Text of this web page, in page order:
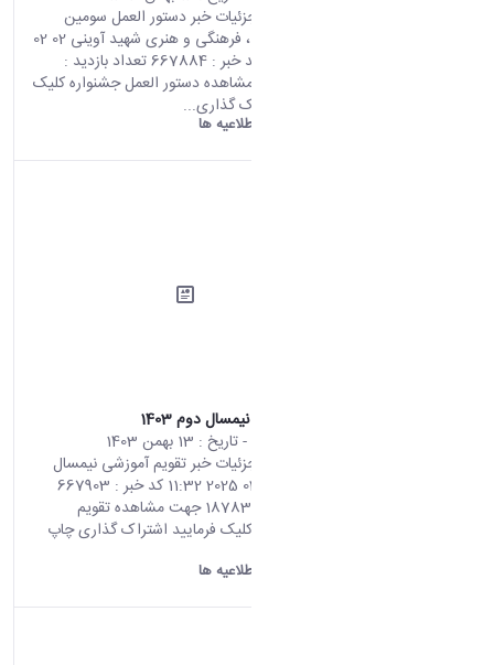
صفحه اصلی جزئیات خبر دستور العمل سومین
جشنواره قرآنی، فرهنگی و هنری شهید آوینی 02 02
2025 08:31 کد خبر : 667884 تعداد بازدید :
18983 جهت مشاهده دستور العمل جشنواره کلیک
فرمایید. اشتراک گذاری...
اطلاعیه ها
تقویم آموزشی نیمسال دوم 1403
- تاریخ : 13 بهمن 1403
صفحه اصلی جزئیات خبر تقویم آموزشی نیمسال
دوم 1403 01 02 2025 11:32 کد خبر : 667903
تعداد بازدید : 18783 جهت مشاهده تقویم
آموزشی4032 کلیک فرمایید اشتراک گذاری چاپ
اطلاعیه ها